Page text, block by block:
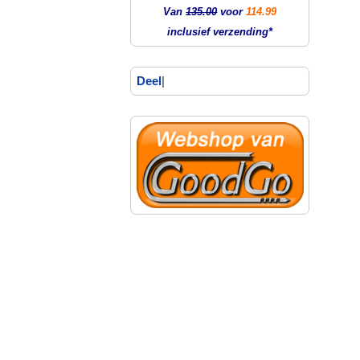
Van135.00voor114.99
inclusief verzending*
Deel|